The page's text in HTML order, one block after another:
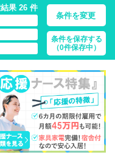
果 26 件
条件を変更
条件を保存する
（0件保存中）
ース・派遣の 看護師求